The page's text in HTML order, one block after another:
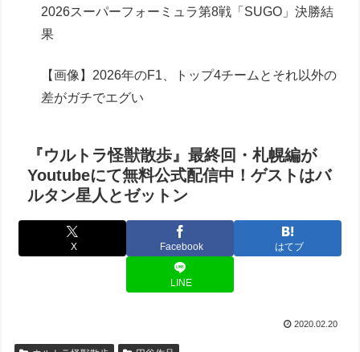
2026スーパーフォーミュラ第8戦「SUGO」決勝結
果
【画像】2026年のF1、トップ4チームとそれ以外の
差がガチでエグい
『ウルトラ怪獣散歩』最終回・札幌編が
Youtubeにて無料公式配信中！ゲストはバ
ルタン星人とゼットン
X Facebook はてブ
LINE
2020.02.20